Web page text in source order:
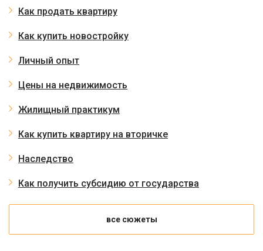
Как продать квартиру
Как купить новостройку
Личный опыт
Цены на недвижимость
Жилищный практикум
Как купить квартиру на вторичке
Наследство
Как получить субсидию от государства
все сюжеты